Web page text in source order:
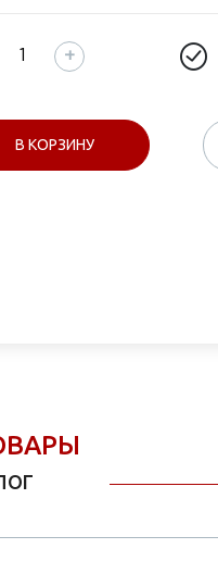
+
В КОРЗИНУ